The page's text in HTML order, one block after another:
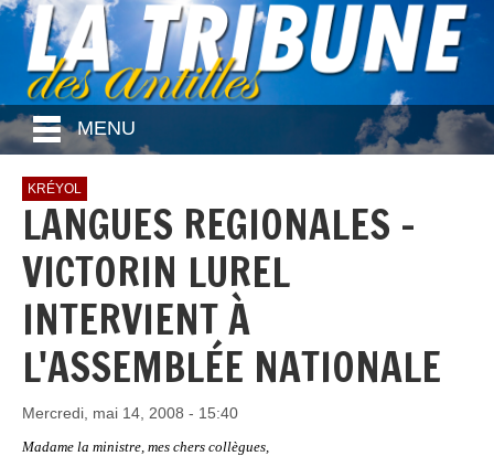
MENU
KRÉYOL
LANGUES REGIONALES -
VICTORIN LUREL
INTERVIENT À
L'ASSEMBLÉE NATIONALE
Mercredi, mai 14, 2008 - 15:40
Madame la ministre, mes chers collègues,